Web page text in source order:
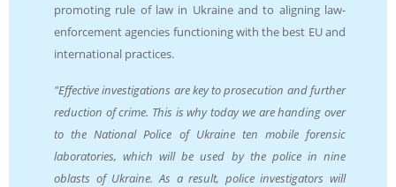
promoting rule of law in Ukraine and to aligning law-
enforcement agencies functioning with the best EU and
international practices.
"Effective investigations are key to prosecution and further
reduction of crime. This is why today we are handing over
to the National Police of Ukraine ten mobile forensic
laboratories, which will be used by the police in nine
oblasts of Ukraine. As a result, police investigators will